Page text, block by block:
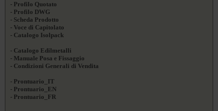
- Profilo Quotato
- Profilo DWG
- Scheda Prodotto
- Voce di Capitolato
- Catalogo Isolpack
- Catalogo Edilmetalli
- Manuale Posa e Fissaggio
- Condizioni Generali di Vendita
- Prontuario_IT
- Prontuario_EN
- Prontuario_FR